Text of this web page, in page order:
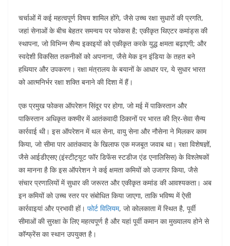
चर्चाओं में कई महत्वपूर्ण विषय शामिल होंगे, जैसे उच्च रक्षा सुधारों की प्रगति,
जहां सेनाओं के बीच बेहतर समन्वय पर फोकस है; एकीकृत थिएटर कमांड्स की
स्थापना, जो विभिन्न सैन्य इकाइयों को एकीकृत करके युद्ध क्षमता बढ़ाएगी; और
स्वदेशी विकसित तकनीकों को अपनाना, जैसे मेक इन इंडिया के तहत बने
हथियार और उपकरण। रक्षा मंत्रालय के बयानों के आधार पर, ये सुधार भारत
को आत्मनिर्भर रक्षा शक्ति बनाने की दिशा में हैं।
एक प्रमुख फोकस ऑपरेशन सिंदूर पर होगा, जो मई में पाकिस्तान और
पाकिस्तान अधिकृत कश्मीर में आतंकवादी ठिकानों पर भारत की त्रि-सेवा सैन्य
कार्रवाई थी। इस ऑपरेशन में थल सेना, वायु सेना और नौसेना ने मिलकर काम
किया, जो सीमा पार आतंकवाद के खिलाफ एक मजबूत जवाब था। रक्षा विशेषज्ञों,
जैसे आईडीएसए (इंस्टीट्यूट फॉर डिफेंस स्टडीज एंड एनालिसिस) के विश्लेषकों
का मानना है कि इस ऑपरेशन ने कई क्षमता कमियों को उजागर किया, जैसे
संचार प्रणालियों में सुधार की जरूरत और एकीकृत कमांड की आवश्यकता। अब
इन कमियों को उच्च स्तर पर संबोधित किया जाएगा, ताकि भविष्य में ऐसी
कार्रवाइयां और प्रभावी हों। फोर्ट विलियम, जो कोलकाता में स्थित है, पूर्वी
सीमाओं की सुरक्षा के लिए महत्वपूर्ण है और यहां पूर्वी कमान का मुख्यालय होने से
कॉन्फ्रेंस का स्थान उपयुक्त है।